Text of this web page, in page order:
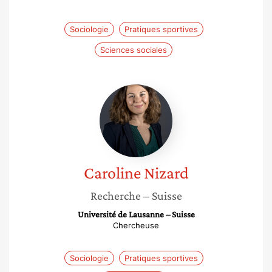
Sociologie Pratiques sportives
Sciences sociales
Caroline
Nizard
Caroline Nizard
Recherche – Suisse
Université de Lausanne – Suisse
Chercheuse
Sociologie Pratiques sportives